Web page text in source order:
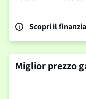
Scopri il
Miglior prezzo